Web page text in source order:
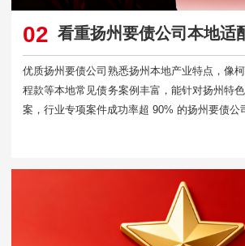
02 看重扬州要债公司本地适
优质扬州要债公司熟悉扬州本地产业特点，像
程款等本地常见债务案例丰富，能针对扬州特
案，行业专项案件成功率超 90% 的扬州要债公